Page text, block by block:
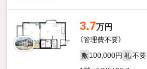
3.7万円
（管理費不要）
敷 100,000円 礼 不要